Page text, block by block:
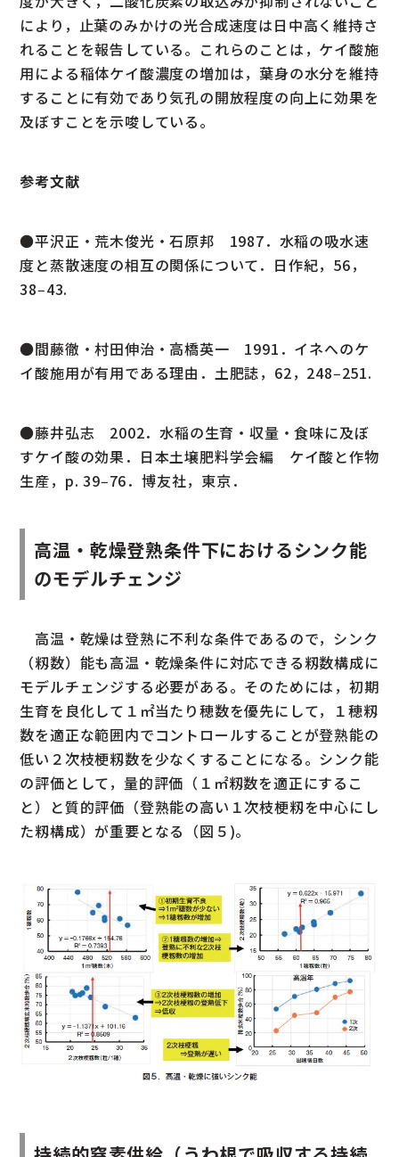
により，止葉のみかけの光合成速度は日中高く維持さ
れることを報告している。これらのことは，ケイ酸施
用による稲体ケイ酸濃度の増加は，葉身の水分を維持
することに有効であり気孔の開放程度の向上に効果を
及ぼすことを示唆している。
参考文献
●平沢正・荒木俊光・石原邦 1987．水稲の吸水速
度と蒸散速度の相互の関係について．日作紀，56，
38‒43.
●間藤徹・村田伸治・高橋英一 1991．イネへのケ
イ酸施用が有用である理由．土肥誌，62，248‒251.
●藤井弘志 2002．水稲の生育・収量・食味に及ぼ
すケイ酸の効果．日本土壌肥料学会編 ケイ酸と作物
生産，p. 39‒76．博友社，東京．
高温・乾燥登熟条件下におけるシンク能
のモデルチェンジ
高温・乾燥は登熟に不利な条件であるので，シンク
（籾数）能も高温・乾燥条件に対応できる籾数構成に
モデルチェンジする必要がある。そのためには，初期
生育を良化して１㎡当たり穂数を優先にして，１穂籾
数を適正な範囲内でコントロールすることが登熟能の
低い２次枝梗籾数を少なくすることになる。シンク能
の評価として，量的評価（１㎡籾数を適正にするこ
と）と質的評価（登熟能の高い１次枝梗籾を中心にし
た籾構成）が重要となる（図５)。